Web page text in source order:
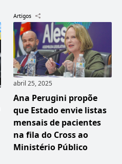
Artigos
abril 25, 2025
Ana Perugini propõe
que Estado envie listas
mensais de pacientes
na fila do Cross ao
Ministério Público